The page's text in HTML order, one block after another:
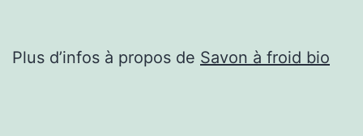
Plus d’infos à propos de Savon à froid bio